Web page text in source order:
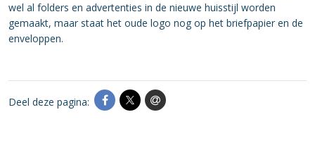
wel al folders en advertenties in de nieuwe huisstijl worden
gemaakt, maar staat het oude logo nog op het briefpapier en de
enveloppen.
Deel deze pagina: